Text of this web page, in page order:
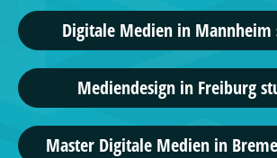
5 Studiengänge
IU Duales Studium
Mediendesign, ...
2 Studiengänge
Digitale Medien in Mannheim
Mediendesign in Freiburg
Master Digitale Medien in